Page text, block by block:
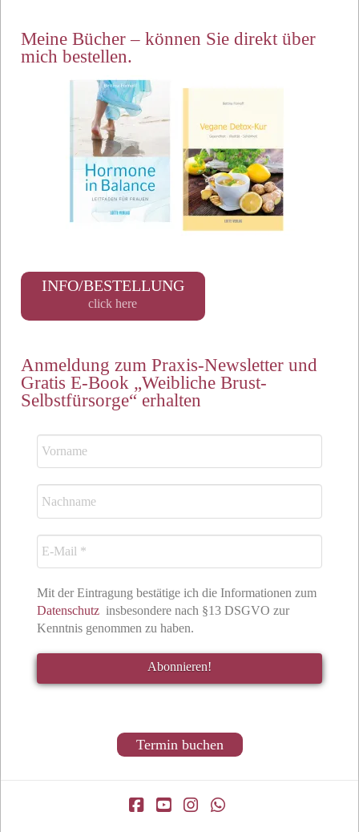
Meine Bücher – können Sie direkt über
mich bestellen.
INFO/BESTELLUNG
click here
Anmeldung zum Praxis-Newsletter und
Gratis E-Book „Weibliche Brust-
Selbstfürsorge“ erhalten
Mit der Eintragung bestätige ich die Informationen zum
Datenschutz insbesondere nach §13 DSGVO zur
Kenntnis genommen zu haben.
Termin buchen